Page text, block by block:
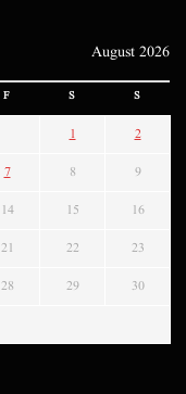
August 2026
F S S
1 2
7 8 9
14 15 16
21 22 23
28 29 30